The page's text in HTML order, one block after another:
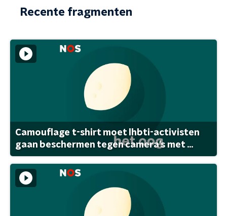
Recente fragmenten
Camouflage t-shirt moet lhbti-activisten
gaan beschermen tegen camera's met ...